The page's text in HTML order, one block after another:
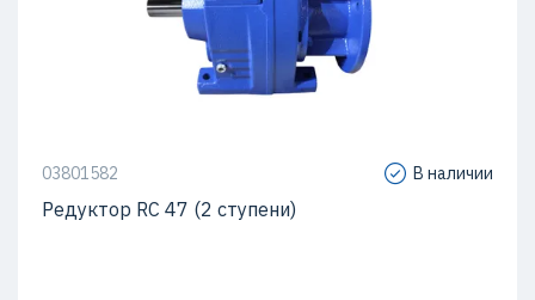
03801582 В наличии
Редуктор RC 47 (2 ступени)